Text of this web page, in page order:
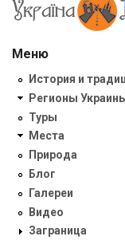
Меню
История и
Регионы
Туры
Места
Природа
Блог
Галереи
Видео
Заграница